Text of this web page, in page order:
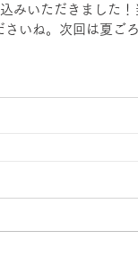
みいただきました
さいね。次回は夏ご